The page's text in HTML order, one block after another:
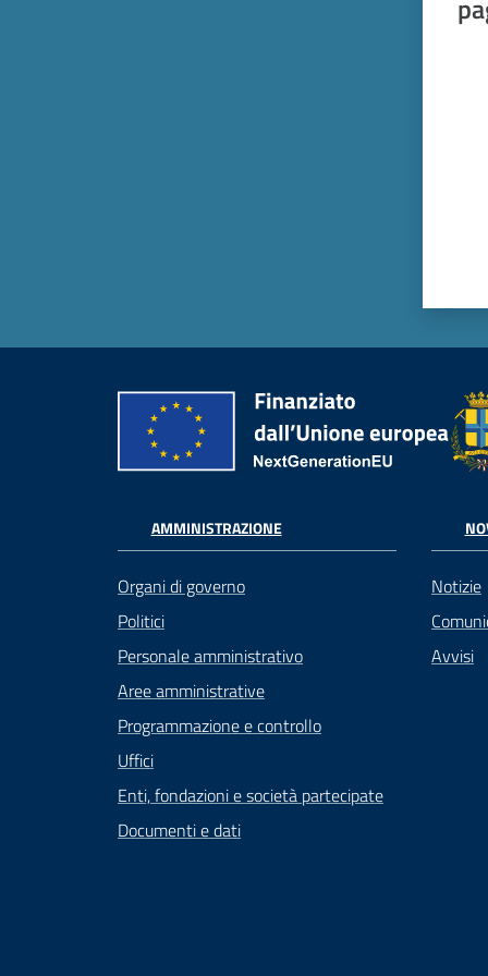
AMMINISTRAZIONE
Organi di governo
Politici
Personale amministrativo
Aree amministrative
Programmazione e controllo
Uffici
Enti, fondazioni e società partecipate
Documenti e dati
Notizie
Avvisi